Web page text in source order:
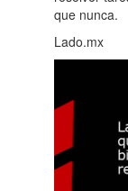
que nunca.
Lado.mx